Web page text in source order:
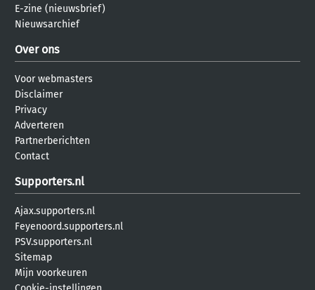
E-zine (nieuwsbrief)
Nieuwsarchief
Over ons
Voor webmasters
Disclaimer
Privacy
Adverteren
Partnerberichten
Contact
Supporters.nl
Ajax.supporters.nl
Feyenoord.supporters.nl
PSV.supporters.nl
Sitemap
Mijn voorkeuren